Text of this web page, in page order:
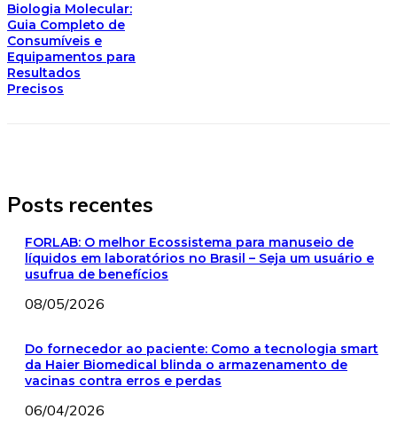
Biologia Molecular:
Guia Completo de
Consumíveis e
Equipamentos para
Resultados
Precisos
Posts recentes
FORLAB: O melhor Ecossistema para manuseio de
líquidos em laboratórios no Brasil – Seja um usuário e
usufrua de benefícios
08/05/2026
Do fornecedor ao paciente: Como a tecnologia smart
da Haier Biomedical blinda o armazenamento de
vacinas contra erros e perdas
06/04/2026